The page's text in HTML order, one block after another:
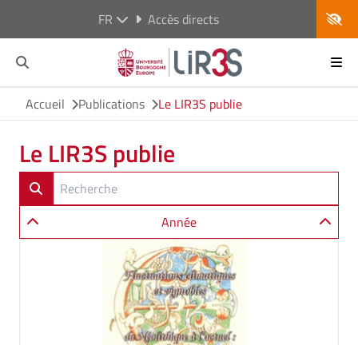
FR Accès directs
Accueil Publications Le LIR3S publie
Le LIR3S publie
Année